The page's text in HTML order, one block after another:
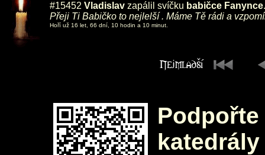
#15452 Vladislav zapálil svíčku babičce Fanynce.
Přeji Ti Babičko to nejlelší . Máme Tě rádi a
Hoří už 16 let, 66 dní, 10 hodin a 10 minut.
katedrály